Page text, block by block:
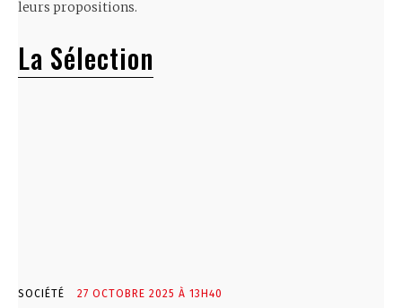
leurs propositions.
La Sélection
SOCIÉTÉ 27 OCTOBRE 2025 À 13H40